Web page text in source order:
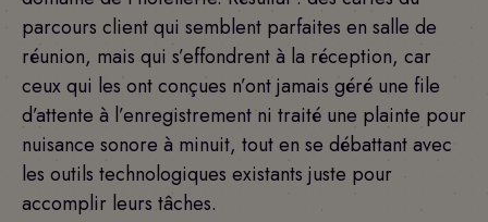
parcours client qui semblent parfaites en salle de
réunion, mais qui s’effondrent à la réception, car
ceux qui les ont conçues n’ont jamais géré une file
d’attente à l’enregistrement ni traité une plainte pour
nuisance sonore à minuit, tout en se débattant avec
les outils technologiques existants juste pour
accomplir leurs tâches.